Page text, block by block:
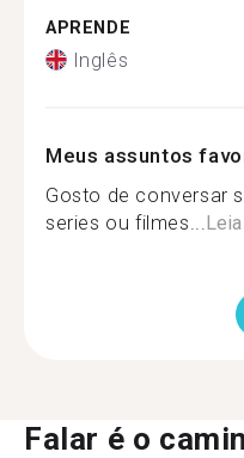
APRENDE
Inglês
Meus assuntos
Gosto de conversar
series ou filmes...
Falar é o